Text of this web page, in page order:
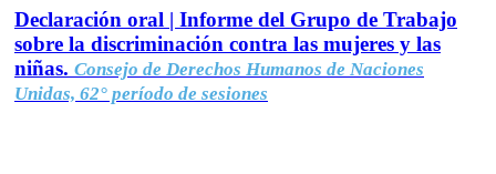
Declaración oral | Informe del Grupo de Trabajo
sobre la discriminación contra las mujeres y las
niñas. Consejo de Derechos Humanos de Naciones
Unidas, 62° período de sesiones